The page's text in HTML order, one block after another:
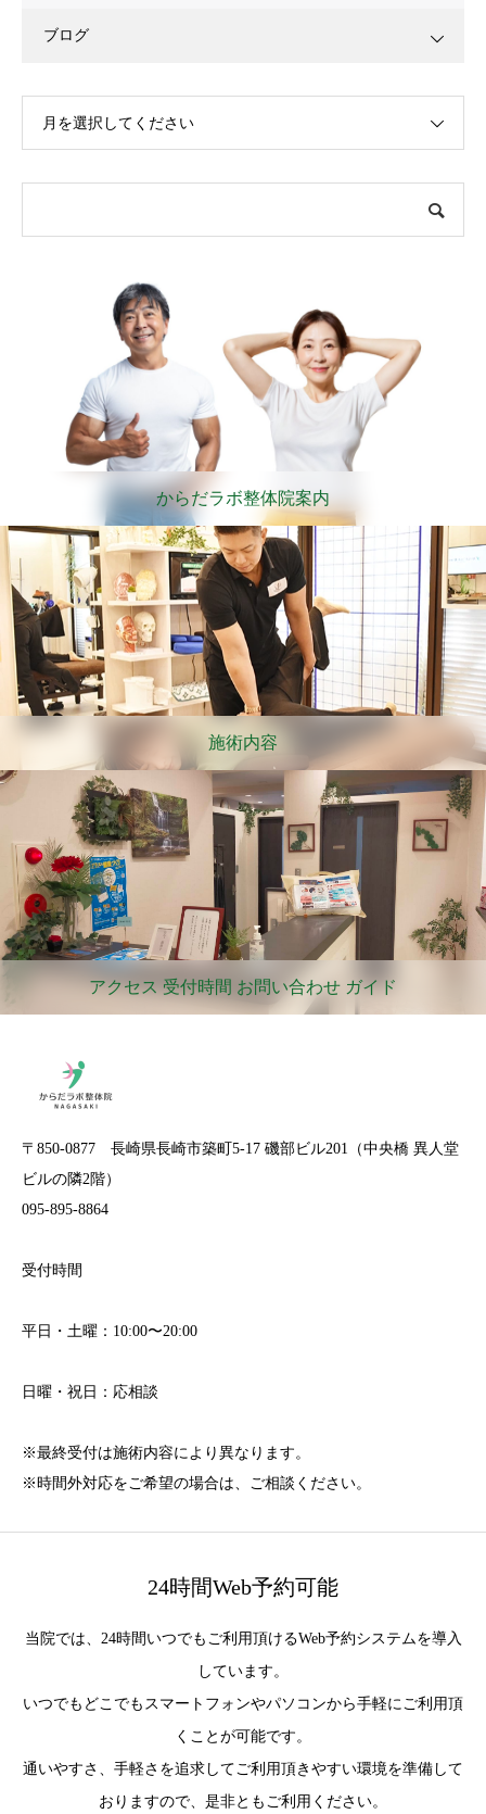
ブログ
月を選択してください
からだラボ整体院案内
施術内容
アクセス 受付時間 お問い合わせ ガイド
〒850-0877 長崎県長崎市築町5-17 磯部ビル201（中央橋 異人堂
ビルの隣2階）
095-895-8864
受付時間
平日・土曜：10:00〜20:00
日曜・祝日：応相談
※最終受付は施術内容により異なります。
※時間外対応をご希望の場合は、ご相談ください。
24時間Web予約可能
当院では、24時間いつでもご利用頂けるWeb予約システムを導入
しています。
いつでもどこでもスマートフォンやパソコンから手軽にご利用頂
くことが可能です。
通いやすさ、手軽さを追求してご利用頂きやすい環境を準備して
おりますので、是非ともご利用ください。